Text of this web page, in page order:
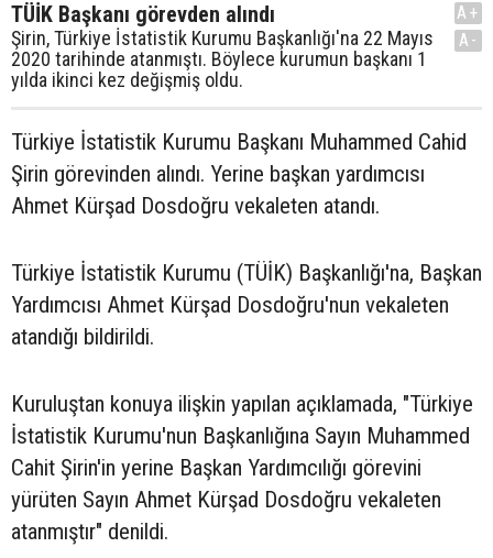
TÜİK Başkanı görevden alındı
Şirin, Türkiye İstatistik Kurumu Başkanlığı'na 22 Mayıs
2020 tarihinde atanmıştı. Böylece kurumun başkanı 1
yılda ikinci kez değişmiş oldu.
A+
A-
Türkiye İstatistik Kurumu Başkanı Muhammed Cahid
Şirin görevinden alındı. Yerine başkan yardımcısı
Ahmet Kürşad Dosdoğru vekaleten atandı.
Türkiye İstatistik Kurumu (TÜİK) Başkanlığı'na, Başkan
Yardımcısı Ahmet Kürşad Dosdoğru'nun vekaleten
atandığı bildirildi.
Kuruluştan konuya ilişkin yapılan açıklamada, "Türkiye
İstatistik Kurumu'nun Başkanlığına Sayın Muhammed
Cahit Şirin'in yerine Başkan Yardımcılığı görevini
yürüten Sayın Ahmet Kürşad Dosdoğru vekaleten
atanmıştır" denildi.